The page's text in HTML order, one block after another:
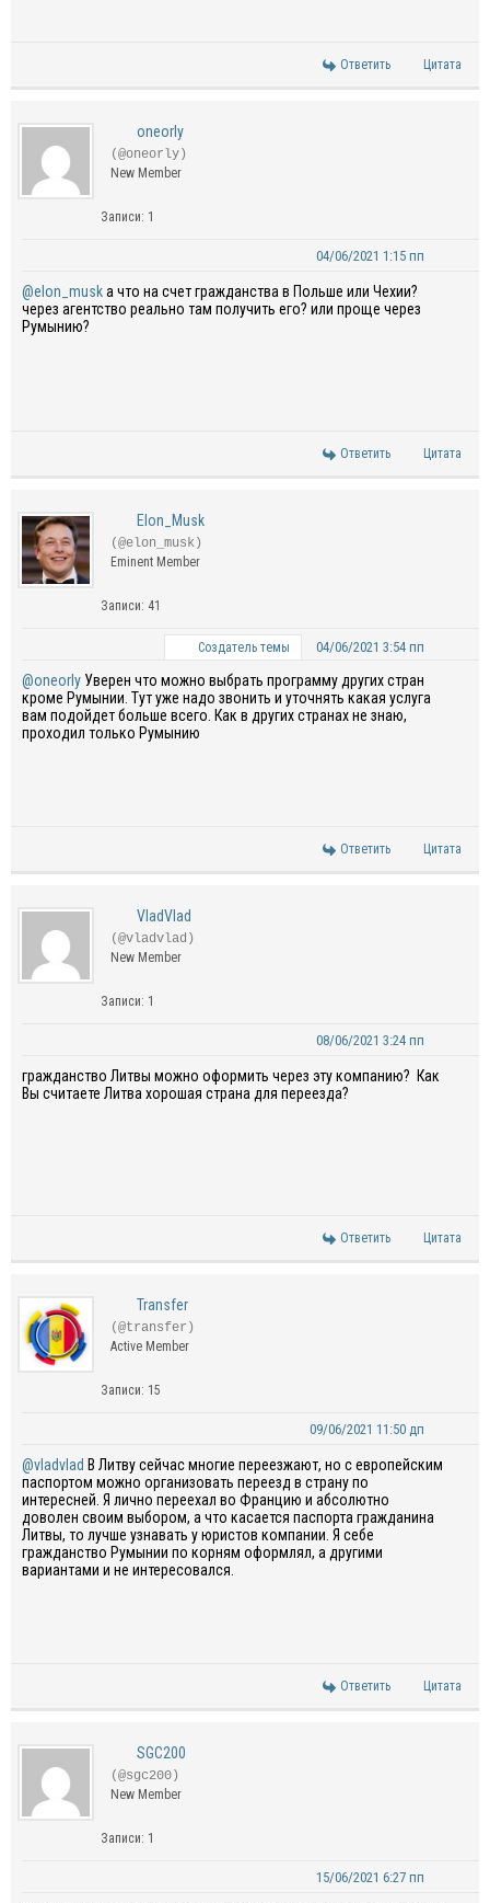
Ответить Цитата
oneorly
(@oneorly)
New Member
Записи: 1
04/06/2021 1:15 пп
@elon_muskа что на счет гражданства в Польше или Чехии?
через агентство реально там получить его? или проще через
Румынию?
Ответить Цитата
Elon_Musk
(@elon_musk)
Eminent Member
Записи: 41
Создатель темы 04/06/2021 3:54 пп
@oneorly Уверен что можно выбрать программу других стран
кроме Румынии. Тут уже надо звонить и уточнять какая услуга
вам подойдет больше всего. Как в других странах не знаю,
проходил только Румынию
Ответить Цитата
VladVlad
(@vladvlad)
New Member
Записи: 1
08/06/2021 3:24 пп
гражданство Литвы можно оформить через эту компанию? Как
Вы считаете Литва хорошая страна для переезда?
Ответить Цитата
Transfer
(@transfer)
Active Member
Записи: 15
09/06/2021 11:50 дп
@vladvlad В Литву сейчас многие переезжают, но с европейским
паспортом можно организовать переезд в страну по
интересней. Я лично переехал во Францию и абсолютно
доволен своим выбором, а что касается паспорта гражданина
Литвы, то лучше узнавать у юристов компании. Я себе
гражданство Румынии по корням оформлял, а другими
вариантами и не интересовался.
Ответить Цитата
SGC200
(@sgc200)
New Member
Записи: 1
15/06/2021 6:27 пп